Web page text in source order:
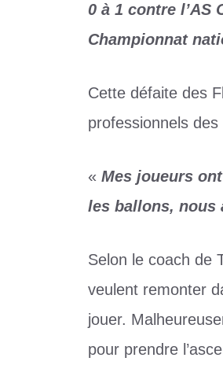
0 à 1 contre l’AS
Championnat
Cette défaite des
professionnels
« Mes joueurs
les ballons, nous
Selon le coach de
veulent remonter
jouer.
pour prendre